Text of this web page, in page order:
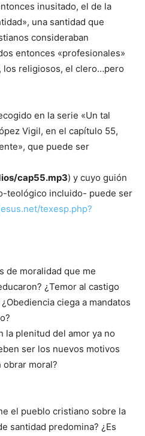
inusitado, el de la
una santidad que
consideraban
entonces «profesionales»
los religiosos, el clero…pero
en la serie «Un tal
Vigil, en el capítulo 55,
que puede ser
cap55.mp3) y cuyo guión
teológico incluido- puede ser
texesp.php?
de moralidad que me
¿Temor al castigo
ciega a mandatos
la plenitud del amor ya no
ser los nuevos motivos
obrar moral?
el pueblo cristiano sobre la
santidad predomina? ¿Es